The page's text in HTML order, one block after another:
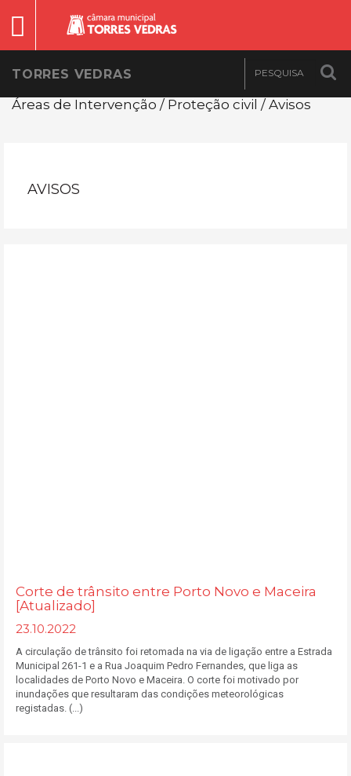
TORRES VEDRAS
Áreas de Intervenção / Proteção civil / Avisos
AVISOS
Corte de trânsito entre Porto Novo e Maceira
[Atualizado]
23.10.2022
A circulação de trânsito foi retomada na via de ligação entre a Estrada
Municipal 261-1 e a Rua Joaquim Pedro Fernandes, que liga as
localidades de Porto Novo e Maceira. O corte foi motivado por
inundações que resultaram das condições meteorológicas
registadas. (...)